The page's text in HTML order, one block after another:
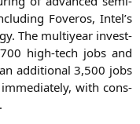
Fove­r­os, Intel’s
The mul­ti­year invest­
high-tech jobs and
addi­tio­nal 3,500 jobs
with con­s­